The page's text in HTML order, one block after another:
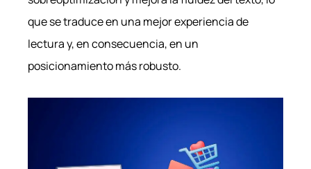
que se traduce en una mejor experiencia de
lectura y, en consecuencia, en un
posicionamiento más robusto.